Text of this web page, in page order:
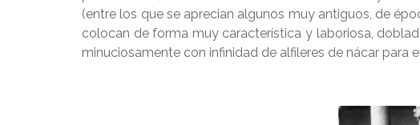
(entre los que se aprecian algunos muy antiguos, de
colocan de forma muy característica y laboriosa,
minuciosamente con infinidad de alfileres de nácar para